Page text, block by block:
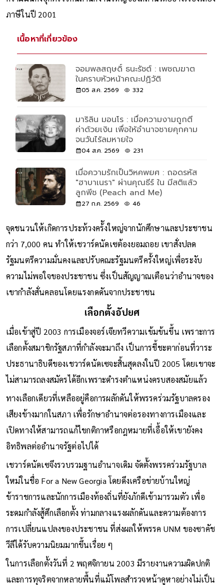
ภาษีในปี 2001
เนื้อหาที่เกี่ยวข้อง
จอมพลสฤษดิ์ ธนะรัชต์ : เพชฌฆาต
ในคราบหัวหน้าคณะปฏิวัติ
05 ส.ค. 2569 332
มาริลิน มอนโร : เมื่อความงามถูกตี
ค่าด้วยเงิน เพื่อให้อำนาจชายคุกคาม
จนวันไร้ลมหายใจ
04 ส.ค. 2569 231
เมื่อความรักเป็นวิหคพยศ : ถอดรหัส
"ฮาบาเนรา" ผ่านคุณธีร์ ใน มีสติแล้ว
ลูกพีช (Peach and Me)
27 ก.ค. 2569 46
จุดชนวนให้เกิดการประท้วงคร้ังใหญ่จากนักศึกษาและประชาชน
กว่า 7,000 คน ทำให้เชวาร์ดนัดเซต้องยอมถอย เขาสั่งปลด
รัฐมนตรีความมั่นคงและปรับคณะรัฐมนตรีครั้งใหญ่เพื่อระงับ
ความไม่พอใจของประชาชน ซึ่งเป็นสัญญาณเตือนว่าอำนาจของ
เขากำลังสั่นคลอนโดยแรงกดดันจากประชาชน
เลือกตั้งอัปยศ
เมื่อเข้าสู่ปี 2003 การเมืองจอร์เจียทวีความเข้มข้นขึ้น เพราะการ
เลือกตั้งสมาชิกรัฐสภาที่กำลังจะมาถึง เป็นการชี้ชะตาก่อนที่วาระ
ประธานาธิบดีของเชวาร์ดนัดเซจะสิ้นสุดลงในปี 2005 โดยเขาจะ
ไม่สามารถลงสมัครได้อีกเพราะดำรงตำแหน่งครบสองสมัยแล้ว
ทางเลือกเดียวที่เหลืออยู่คือการผลักดันให้พรรคร่วมรัฐบาลครอง
เสียงข้างมากในสภา เพื่อรักษาอำนาจต่อรองทางการเมืองและ
เปิดทางให้สามารถแก้ไขกติกาหรือกฎหมายที่เอื้อให้เขายังคง
อิทธิพลต่ออำนาจรัฐต่อไปได้
เชวาร์ดนัดเซจึงรวบรวมฐานอำนาจเดิม จัดตั้งพรรคร่วมรัฐบาล
ใหม่ในชื่อ For a New Georgia โดยดึงเครือข่ายบ้านใหญ่
ข้าราชการและนักการเมืองท้องถิ่นที่ยังภักดีเข้ามารวมตัว เพื่อ
ระดมกำลังสู้ศึกเลือกตั้ง ท่ามกลางแรงผลักดันและความต้องการ
การเปลี่ยนแปลงของประชาชน ที่ส่งผลให้พรรค UNM ของซาคัช
วีลีได้รับความนิยมมากขึ้นเรื่อย ๆ
ในการเลือกตั้งวันที่ 2 พฤศจิกายน 2003 มีรายงานความผิดปกติ
และการทุจริตจากหลายพื้นที่แม้โพลสำรวจหน้าคูหาอย่างไม่เป็น